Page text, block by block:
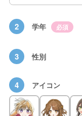
2 学年 必須
3 性別
4 アイコン